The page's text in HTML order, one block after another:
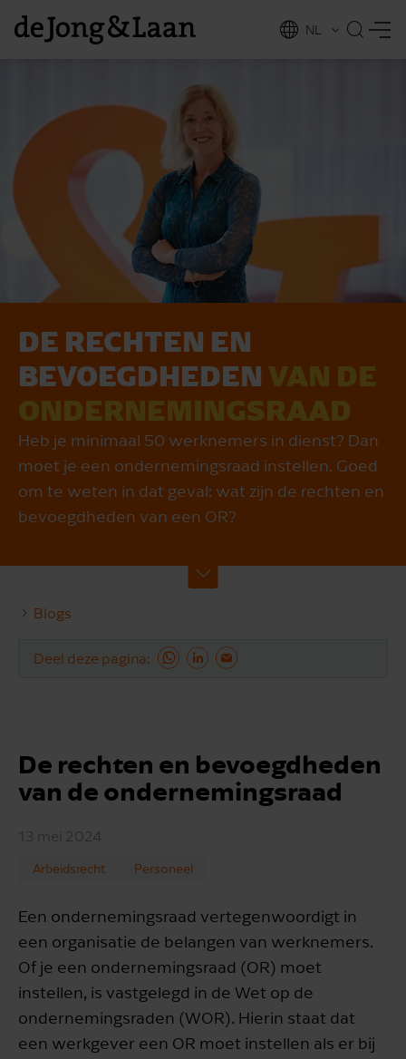
NL
DE RECHTEN EN
BEVOEGD­HEDEN VAN DE
ONDERNEMINGS­RAAD
Heb je minimaal 50 werknemers in dienst? Dan
moet je een ondernemingsraad instellen. Goed
om te weten in dat geval: wat zijn de rechten en
bevoegdheden van een OR?
Blogs
Deel deze pagina
De rechten en bevoegdheden
van de ondernemingsraad
13 mei 2024
Arbeidsrecht Personeel
Een ondernemingsraad vertegenwoordigt in
een organisatie de belangen van werknemers.
Of je een ondernemingsraad (OR) moet
instellen, is vastgelegd in de Wet op de
ondernemingsraden (WOR). Hierin staat dat
een werkgever een OR moet instellen als er bij